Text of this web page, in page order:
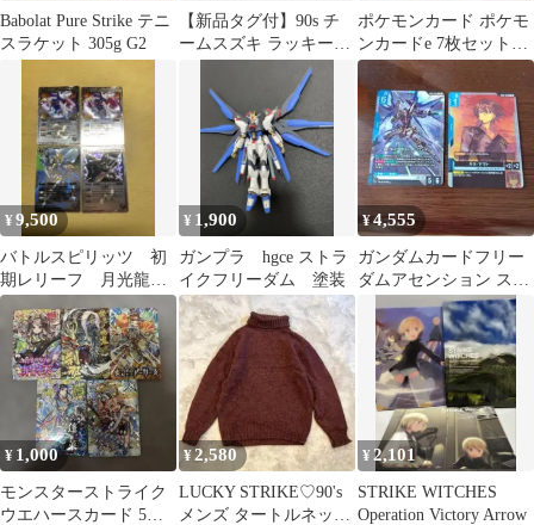
Babolat Pure Strike テニ
スラケット 305g G2
【新品タグ付】90s チ
ームスズキ ラッキース
トライク ポロシャツ L
サイズ
ポケモンカード ポケモ
ンカードe 7枚セット
旧裏 ストライク ホ
ログラム
¥9,500
バトルスピリッツ 初
期レリーフ 月光龍ス
トライクジークヴル
ム ヴァルハランス
¥ 1,900
ガンプラ hgce ストラ
イクフリーダム 塗装
¥4,555
ガンダムカードフリー
ダムアセンション スト
ライクフリーダムガン
ダム＆キラ・ヤマト
¥ 1,000
モンスターストライク
ウエハースカード 5枚
¥2,580
LUCKY STRIKE♡90's
メンズ タートルネック
¥ 2,101
STRIKE WITCHES
Operation Victory Arrow